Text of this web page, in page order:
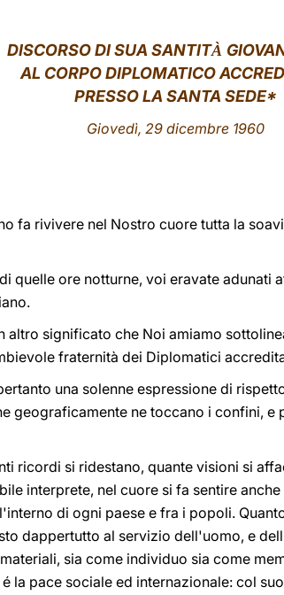
DISCORSO DI SUA SANTITÀ
AL CORPO DIPLOMATICO
PRESSO LA SANTA SEDE*
Giovedì, 29 dicembre 1960
fa rivivere nel Nostro cuore tutta la
quelle ore notturne, voi eravate adunati
altro significato che Noi amiamo
fraternità dei Diplomatici
una solenne espressione di
geograficamente ne toccano i confini, e
ricordi si ridestano, quante visioni si
interprete, nel cuore si fa sentire
di ogni paese e fra i popoli.
dappertutto al servizio dell'uomo, e
sia come individuo sia come
la pace sociale ed internazionale: col